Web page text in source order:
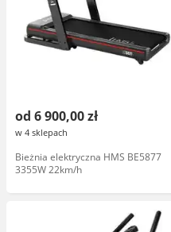
od 6 900,00 zł
w 4 sklepach
Bieżnia elektryczna HMS BE5877
3355W 22km/h